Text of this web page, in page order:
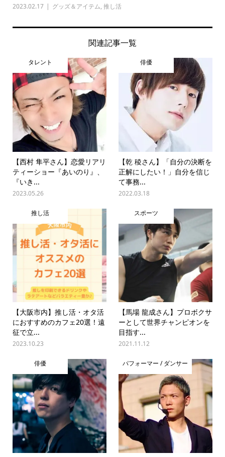
2023.02.17 グッズ＆アイテム, 推し活
関連記事一覧
タレント
【西村 隼平さん】恋愛リアリ
ティーショー『あいのり』、
『いき...
2023.05.26
俳優
【乾 稜さん】「自分の決断を
正解にしたい！」自分を信じ
て事務...
2022.03.18
推し活
【大阪市内】推し活・オタ活
におすすめのカフェ20選！遠
征で立...
2023.10.23
スポーツ
【馬場 龍成さん】プロボクサ
ーとして世界チャンピオンを
目指す...
2021.11.12
俳優 パフォーマー / ダンサー